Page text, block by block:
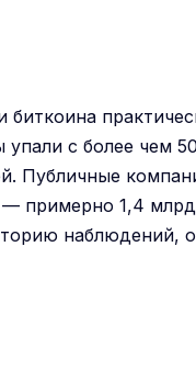
биткоина
с более чем
Публичные
примерно 1,4
наблюдений,